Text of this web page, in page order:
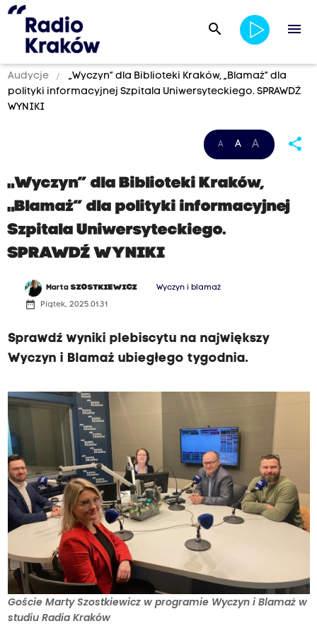
search menu
Audycje
„Wyczyn” dla Biblioteki Kraków, „Blamaż” dla
polityki informacyjnej Szpitala Uniwersyteckiego. SPRAWDŹ
WYNIKI
A A A share
„Wyczyn” dla Biblioteki Kraków,
„Blamaż” dla polityki informacyjnej
Szpitala Uniwersyteckiego.
SPRAWDŹ WYNIKI
MartaSZOSTKIEWICZ Wyczyn i blamaż
date_range Piątek, 2025.01.31
Sprawdź wyniki plebiscytu na największy
Wyczyn i Blamaż ubiegłego tygodnia.
Goście Marty Szostkiewicz w programie Wyczyn i Blamaż w
studiu Radia Kraków